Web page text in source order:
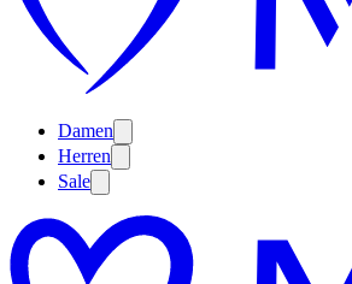
Damen
Herren
Sale